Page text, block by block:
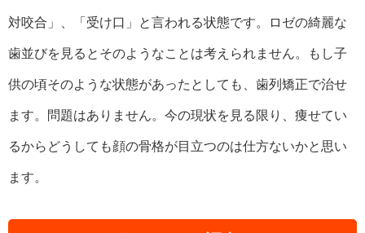
対咬合」、「受け口」と言われる状態です。ロゼの綺麗な
歯並びを見るとそのようなことは考えられません。もし子
供の頃そのような状態があったとしても、歯列矯正で治せ
ます。問題はありません。今の現状を見る限り、痩せてい
るからどうしても顔の骨格が目立つのは仕方ないかと思い
ます。